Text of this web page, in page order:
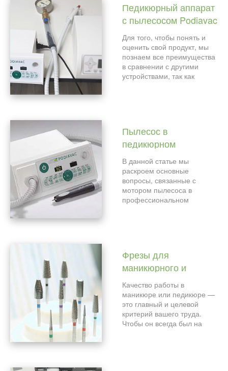
таких ламп – обеспечение
бестеневого освещения и
происходит процесс
выполнения работы
мастера, косметолога и
других специалистов.
Педикюрный аппарат
с пылесосом Podiavac
PDV 30 от NSK в
сравнении с другим
аналогичным
аппаратом.
Для того, чтобы понять и
оценить свой продукт, мы
познаем все преимущества
в сравнении с другими
устройствами, так как
вместе разбираться:
отличается немецкий
своего конкурента?
Пылесос в
педикюрном
аппарате.
В данной статье мы
раскроем основные
вопросы, связанные с
мотором пылесоса в
профессиональном
Фрезы для
маникюрного и
педикюрного
аппарата.
Назначение. Виды.
Скорость вращения.
Качество работы в
маникюре или педикюре —
это главный и целевой
критерий вашего труда.
Чтобы он всегда был на